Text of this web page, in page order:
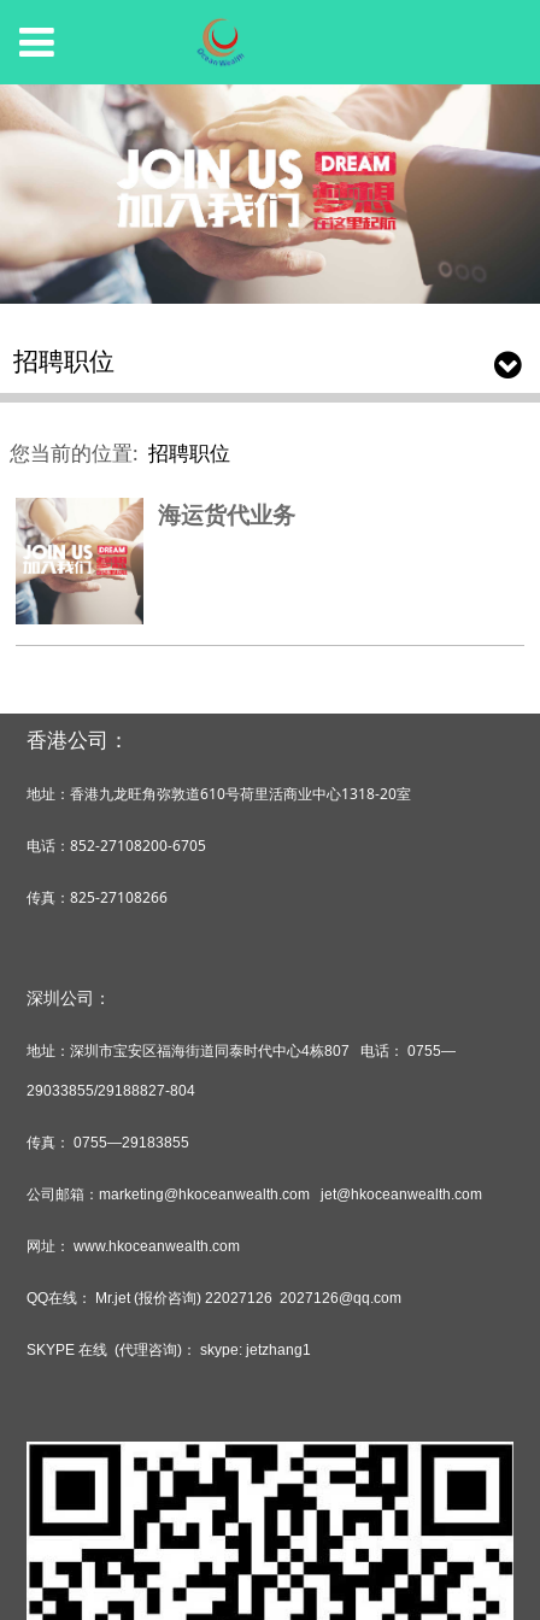
招聘职位
您当前的位置:招聘职位
海运货代业务
香港公司：
地址：香港九龙旺角弥敦道610号荷里活商业中心1318-20室
电话：852-27108200-6705
传真：825-27108266
深圳公司：
地址：深圳市宝安区福海街道同泰时代中心4栋807 电话： 0755—
29033855/29188827-804
传真： 0755—29183855
公司邮箱： marketing@hkoceanwealth.com jet@hkoceanwealth.com
网址： www.hkoceanwealth.com
QQ在线： Mr.jet (报价咨询) 22027126 2027126@qq.com
SKYPE 在线(代理咨询)： skype: jetzhang1